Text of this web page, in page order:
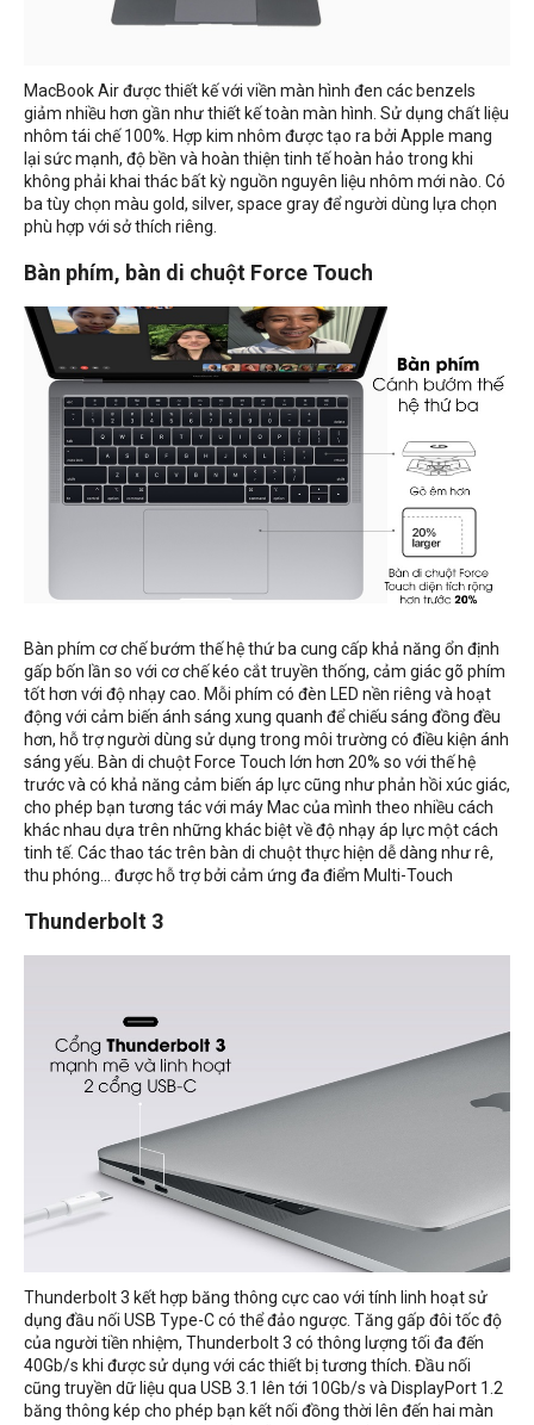
MacBook Air được thiết kế với viền màn hình đen các benzels
giảm nhiều hơn gần như thiết kế toàn màn hình. Sử dụng chất liệu
nhôm tái chế 100%. Hợp kim nhôm được tạo ra bởi Apple mang
lại sức mạnh, độ bền và hoàn thiện tinh tế hoàn hảo trong khi
không phải khai thác bất kỳ nguồn nguyên liệu nhôm mới nào. Có
ba tùy chọn màu gold, silver, space gray để người dùng lựa chọn
phù hợp với sở thích riêng.
Bàn phím, bàn di chuột Force Touch
Bàn phím cơ chế bướm thế hệ thứ ba cung cấp khả năng ổn định
gấp bốn lần so với cơ chế kéo cắt truyền thống, cảm giác gõ phím
tốt hơn với độ nhạy cao. Mỗi phím có đèn LED nền riêng và hoạt
động với cảm biến ánh sáng xung quanh để chiếu sáng đồng đều
hơn, hỗ trợ người dùng sử dụng trong môi trường có điều kiện ánh
sáng yếu. Bàn di chuột Force Touch lớn hơn 20% so với thế hệ
trước và có khả năng cảm biến áp lực cũng như phản hồi xúc giác,
cho phép bạn tương tác với máy Mac của mình theo nhiều cách
khác nhau dựa trên những khác biệt về độ nhạy áp lực một cách
tinh tế. Các thao tác trên bàn di chuột thực hiện dễ dàng như rê,
thu phóng... được hỗ trợ bởi cảm ứng đa điểm Multi-Touch
Thunderbolt 3
Thunderbolt 3 kết hợp băng thông cực cao với tính linh hoạt sử
dụng đầu nối USB Type-C có thể đảo ngược. Tăng gấp đôi tốc độ
của người tiền nhiệm, Thunderbolt 3 có thông lượng tối đa đến
40Gb/s khi được sử dụng với các thiết bị tương thích. Đầu nối
cũng truyền dữ liệu qua USB 3.1 lên tới 10Gb/s và DisplayPort 1.2
băng thông kép cho phép bạn kết nối đồng thời lên đến hai màn